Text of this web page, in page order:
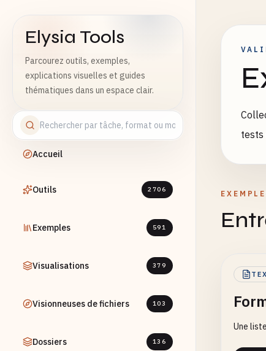
Elysia Tools
Parcourez outils, exemples,
explications visuelles et guides
thématiques dans un espace clair.
Accueil
Outils 2706
Exemples 591
Visualisations 379
Visionneuses de fichiers 103
Dossiers 136
tests
Une